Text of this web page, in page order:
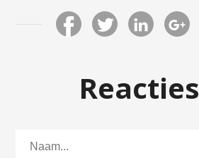
Reacties